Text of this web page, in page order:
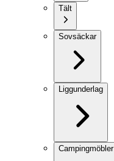
Tält
Sovsäckar
Liggunderlag
Campingmöbler